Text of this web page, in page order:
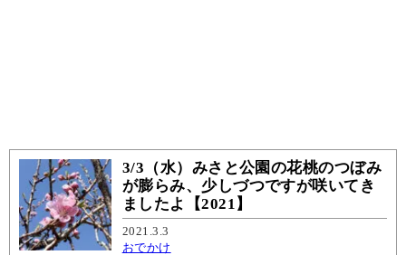
3/3（水）みさと公園の花桃のつぼみ
が膨らみ、少しづつですが咲いてき
ましたよ【2021】
2021.3.3
おでかけ